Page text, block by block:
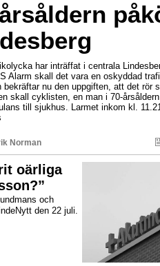
har inträffat i centrala
Alarm skall det vara en oskyddad
nu den uppgiften, att det rör
skall cyklisten, en man i 70-
till sjukhus. Larmet inkom kl.
Norman
oärliga
och
den 22 juli.